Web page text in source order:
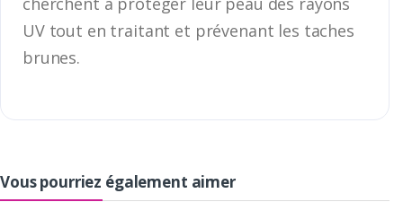
UV tout en traitant et prévenant les taches
brunes.
Vous pourriez également aimer